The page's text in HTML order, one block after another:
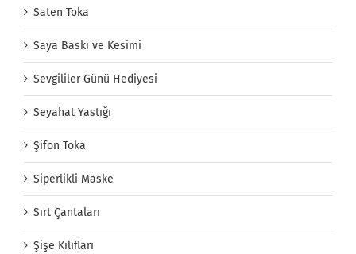
Saten Toka
Saya Baskı ve Kesimi
Sevgililer Günü Hediyesi
Seyahat Yastığı
Şifon Toka
Siperlikli Maske
Sırt Çantaları
Şişe Kılıfları